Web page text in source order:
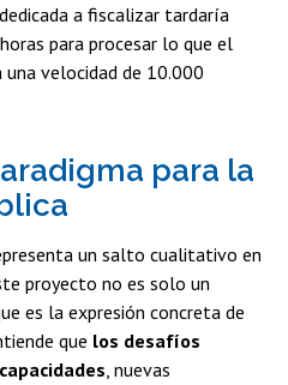
a fiscalizar tardaría
para procesar lo que el
velocidad de 10.000
para la
un salto cualitativo en
proyecto no es solo un
es la expresión concreta de
que los desafíos
, nuevas